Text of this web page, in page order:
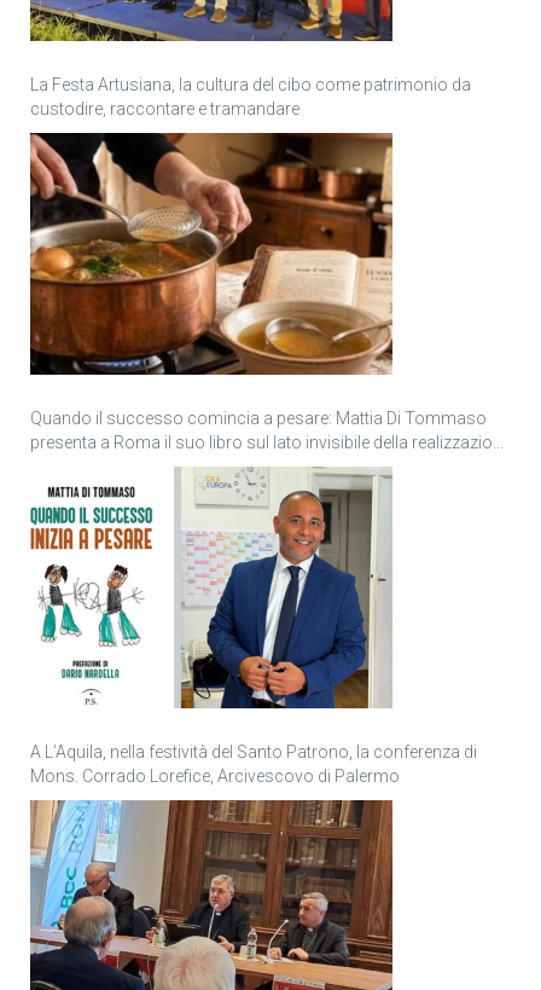
La Festa Artusiana, la cultura del cibo come patrimonio da
custodire, raccontare e tramandare
Quando il successo comincia a pesare: Mattia Di Tommaso
presenta a Roma il suo libro sul lato invisibile della realizzazione
A L’Aquila, nella festività del Santo Patrono, la conferenza di
Mons. Corrado Lorefice, Arcivescovo di Palermo